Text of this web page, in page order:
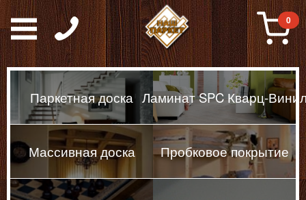
Паркет, Штучный
0
Паркетная доска Ламинат SPC Кварц-
Массивная доска Пробковое покрытие